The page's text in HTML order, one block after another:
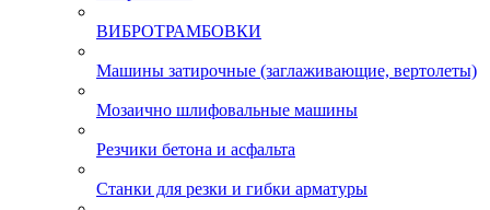
ВИБРОТРАМБОВКИ
Машины затирочные (заглаживающие, вертолеты)
Мозаично шлифовальные машины
Резчики бетона и асфальта
Станки для резки и гибки арматуры